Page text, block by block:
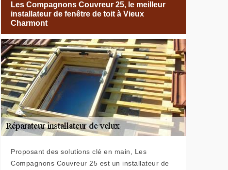
Les Compagnons Couvreur 25, le meilleur
installateur de fenêtre de toit à Vieux
Charmont
Proposant des solutions clé en main, Les
Compagnons Couvreur 25 est un installateur de